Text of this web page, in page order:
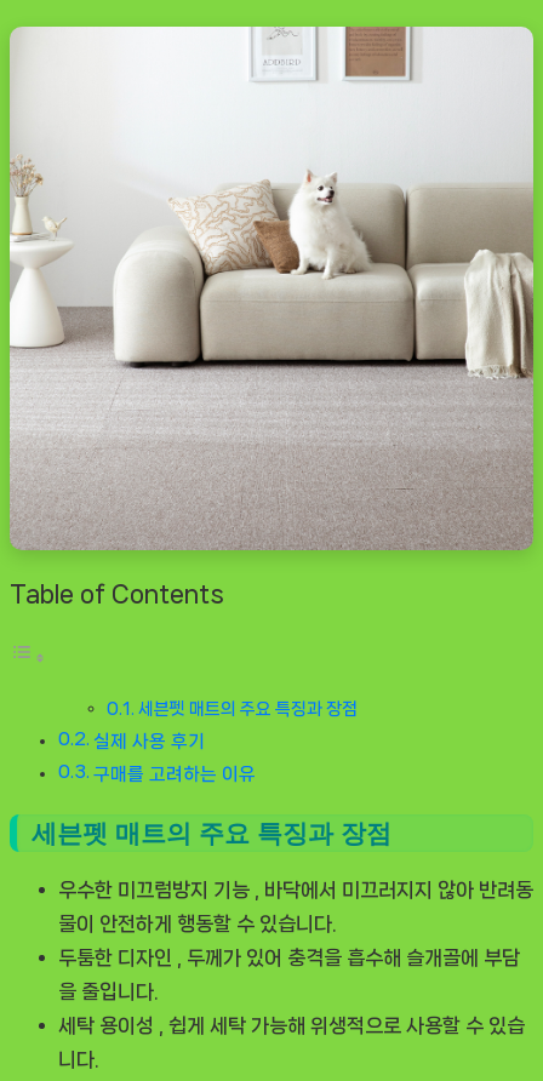
천
Table of Contents
세븐펫 매트의 주요 특징과 장점
실제 사용 후기
구매를 고려하는 이유
세븐펫 매트의 주요 특징과 장점
우수한 미끄럼방지 기능 , 바닥에서 미끄러지지 않아 반려동
물이 안전하게 행동할 수 있습니다.
두툼한 디자인
, 두께가 있어 충격을 흡수해 슬개골에 부담
을 줄입니다.
세탁 용이성 , 쉽게 세탁 가능해 위생적으로 사용할 수 있습
니다.